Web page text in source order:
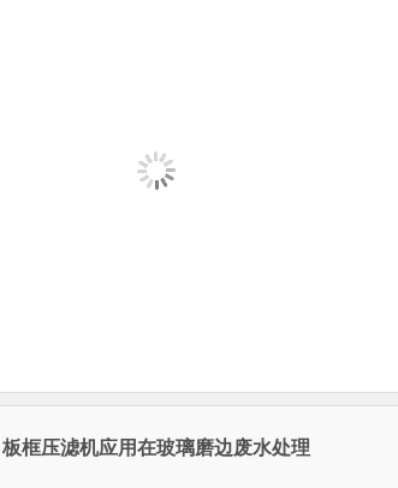
板框压滤机应用在玻璃磨边废水处理